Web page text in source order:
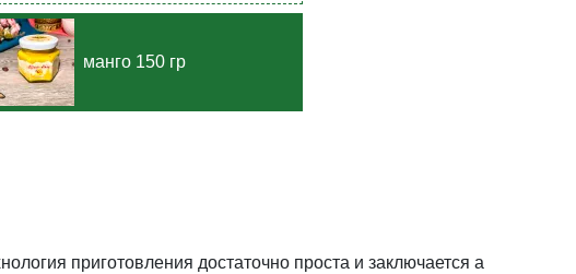
манго 150 гр
приготовления достаточно проста и заключается а